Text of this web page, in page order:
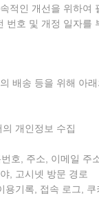
적인 개선을 위하여
번호 및 개정 일자를
배송 등을 위해 아
개인정보 수집
호, 주소, 이메일 주
, 고시넷 방문 경로
기록, 접속 로그,